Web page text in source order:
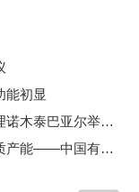
能初显
中铝集团董事长段向东与蒙古国副总理诺木泰巴亚尔举行会谈
锻造无愧时代无愧使命的世界一流新质产能——中国有色金属工业的战略应对与破局之道（二）